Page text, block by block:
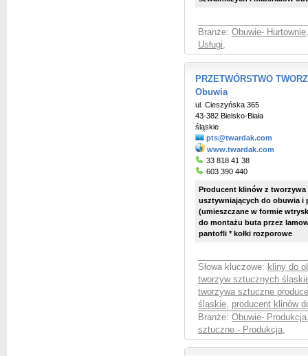
Branże: Obuwie-
Usługi,
PRZETWÓRSTWO
Obuwia
ul. Cieszyńska 365
43-382 Bielsko-Biała
śląskie
pts@twardak.com
www.twardak.com
33 818 41 38
603 390 440
Producent klinów z
usztywniających do obuwia
(umieszczane w formie
do montażu buta przez
pantofli * kołki rozporowe
Słowa kluczowe: kliny do
tworzyw sztucznych
tworzywa sztuczne
śląskie, producent klinów
Branże: Obuwie-
sztuczne - Produkcja,